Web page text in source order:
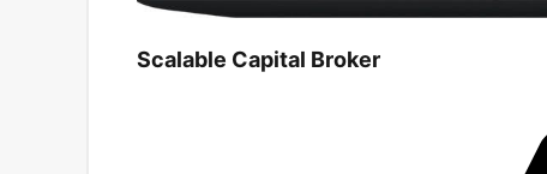
Scalable Capital Broker